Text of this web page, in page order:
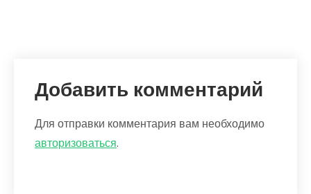
Добавить комментарий
Для отправки комментария вам необходимо
авторизоваться.